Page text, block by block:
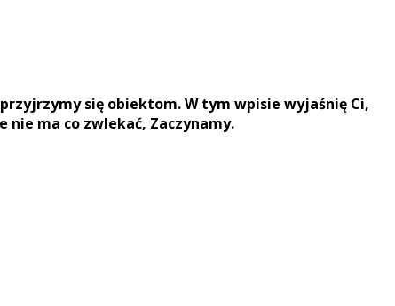
się obiektom. W tym wpisie wyjaśnię Ci,
ma co zwlekać, Zaczynamy.